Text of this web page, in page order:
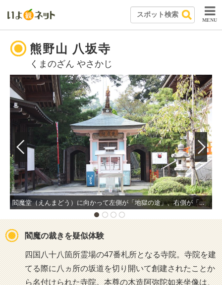
MENU
熊野山 八坂寺
くまのざん やさかじ
閻魔堂（えんまどう）に向かって左側が「地獄の途」、右側が「極楽の途」。壁にはそれぞれの浄土の絵画が描かれており、トンネルをくぐれば地獄と極楽巡りができる。
閻魔の裁きを疑似体験
四国八十八箇所霊場の47番札所となる寺院。寺院を建
てる際に八ヵ所の坂道を切り開いて創建されたことか
ら名付けられた寺院。本尊の木造阿弥陀如来坐像は、